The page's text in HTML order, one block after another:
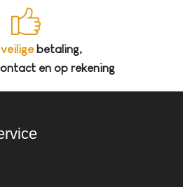
betaling,
en op rekening